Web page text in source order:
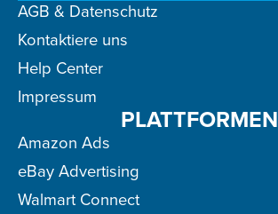
AGB & Datenschutz
Kontaktiere uns
Help Center
Impressum
PLATTFORMEN
Amazon Ads
eBay Advertising
Walmart Connect